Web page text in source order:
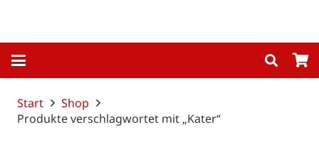
Start
Shop
Produkte verschlagwortet mit „Kater“